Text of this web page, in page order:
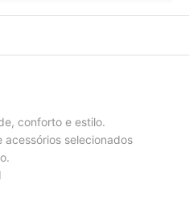
conforto e estilo.
selecionados